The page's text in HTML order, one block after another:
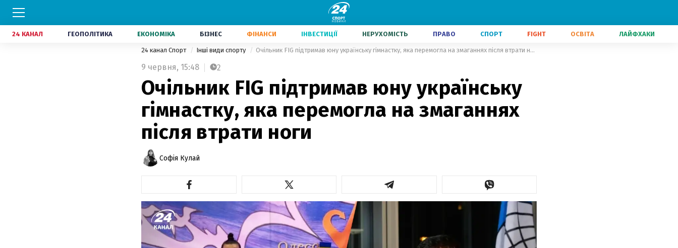
24 КАНАЛ ГЕОПОЛІТИКА ЕКОНОМІКА БІЗНЕС ФІНАНСИ ІНВЕСТИЦІЇ НЕРУХОМІСТЬ ПРАВО СПОРТ FIGHT ОСВІТА ЛАЙФХАКИ
24 канал Спорт Інші види спорту Очільник FIG підтримав юну українську гімнастку, яка перемогла на змаганнях після втрати ноги
9 червня, 15:48 2
Очільник FIG підтримав юну українську
гімнастку, яка перемогла на змаганнях
після втрати ноги
Софія Кулай